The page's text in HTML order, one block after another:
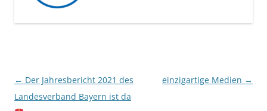
Post
navigation
← Der Jahresbericht 2021 des
Landesverband Bayern ist da
einzigartige Medien →